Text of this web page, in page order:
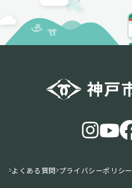
よくある質問 プライバシーポリシー